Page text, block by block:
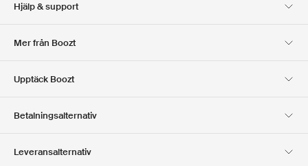
Hjälp & support
Mer från Boozt
Club Boozt
Upptäck Boozt
Press & utmärkelser
Betalningsalternativ
Leveransalternativ